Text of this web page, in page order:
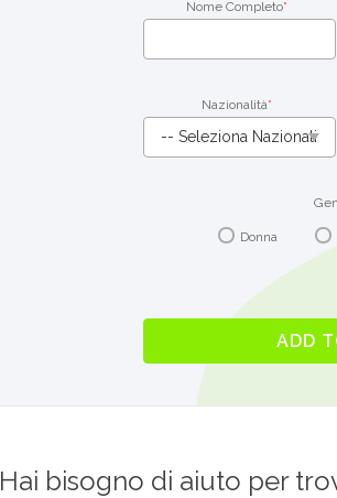
Nome Completo*
Nazionalità*
Donna
ADD
Hai bisogno di aiuto per